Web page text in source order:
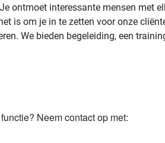
ontmoet interessante mensen met
is om je in te zetten voor onze
We bieden begeleiding, een
Neem contact op met: